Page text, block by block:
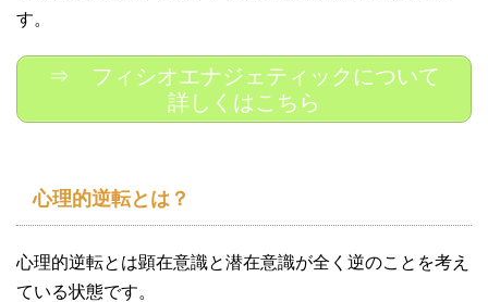
す。
⇒ フィシオエナジェティックについて
詳しくはこちら
心理的逆転とは？
心理的逆転とは顕在意識と潜在意識が全く逆のことを考え
ている状態です。